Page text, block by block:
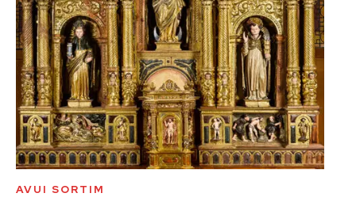
AVUI SORTIM